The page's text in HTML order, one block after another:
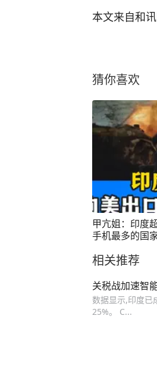
本文来自和
猜你喜欢
甲亢姐：印度
手机最多的国
相关推荐
关税战加速智
数据显示,印度已
25%。 C...